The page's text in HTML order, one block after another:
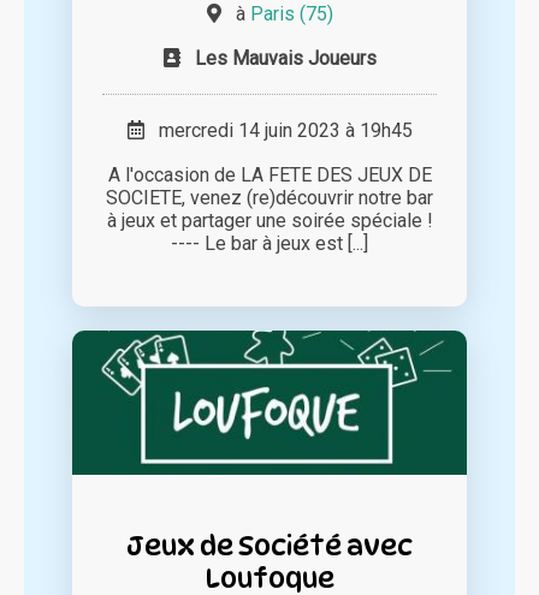
à Paris (75)
Les Mauvais Joueurs
mercredi 14 juin 2023 à 19h45
A l'occasion de LA FETE DES JEUX DE
SOCIETE, venez (re)découvrir notre bar
à jeux et partager une soirée spéciale !
---- Le bar à jeux est [...]
Jeux de Société avec
Loufoque